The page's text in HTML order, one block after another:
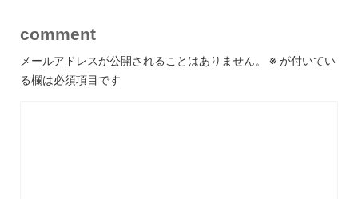
comment
メールアドレスが公開されることはありません。 ※ が付いてい
る欄は必須項目です